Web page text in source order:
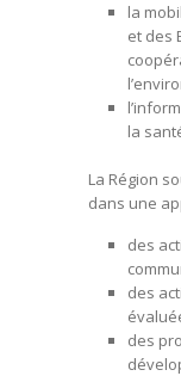
la
et des
la
La Région
dans une
des
des
des